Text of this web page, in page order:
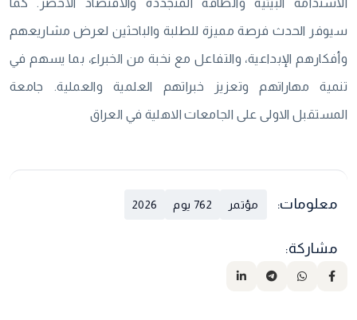
الاستدامة البيئية والطاقة المتجددة والاقتصاد الأخضر. كما
سيوفر الحدث فرصة مميزة للطلبة والباحثين لعرض مشاريعهم
وأفكارهم الإبداعية، والتفاعل مع نخبة من الخبراء، بما يسهم في
تنمية مهاراتهم وتعزيز خبراتهم العلمية والعملية. جامعة
المستقبل الاولى على الجامعات الاهلية في العراق
معلومات: مؤتمر 762 يوم 2026
مشاركة: